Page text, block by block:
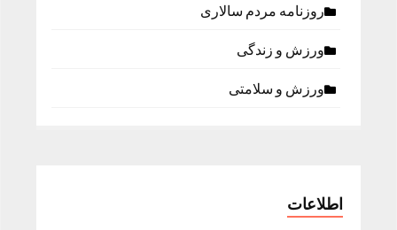
روزنامه مردم سالاری
ورزش و زندگی
ورزش و سلامتی
اطلاعات